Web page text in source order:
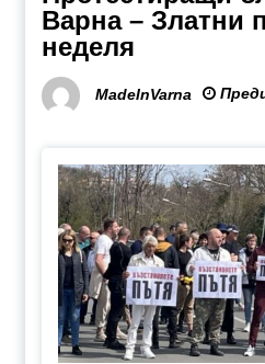
Варна – Златни
неделя
MadeInVarna